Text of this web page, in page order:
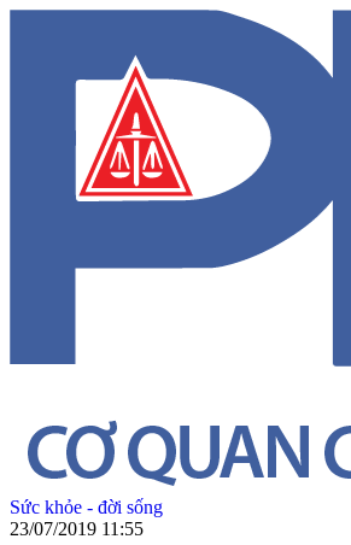
Sức khỏe - đời sống
23/07/2019 11:55